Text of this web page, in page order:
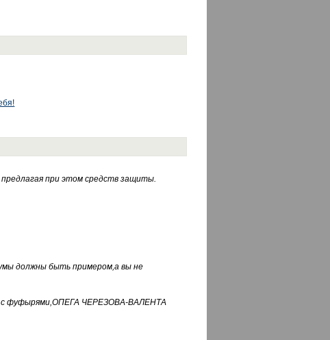
при этом средств защиты.
должны быть примером,а вы не
с фуфырями,ОПЕГА ЧЕРЕЗОВА-ВАЛЕНТА